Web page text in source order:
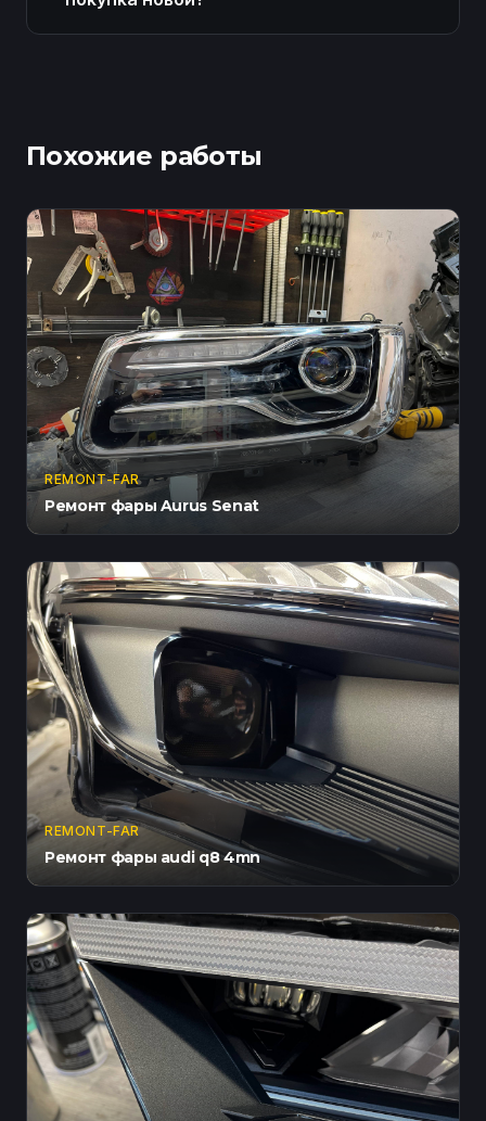
Похожие работы
REMONT-FAR
Ремонт фары Aurus Senat
REMONT-FAR
Ремонт фары audi q8 4mn